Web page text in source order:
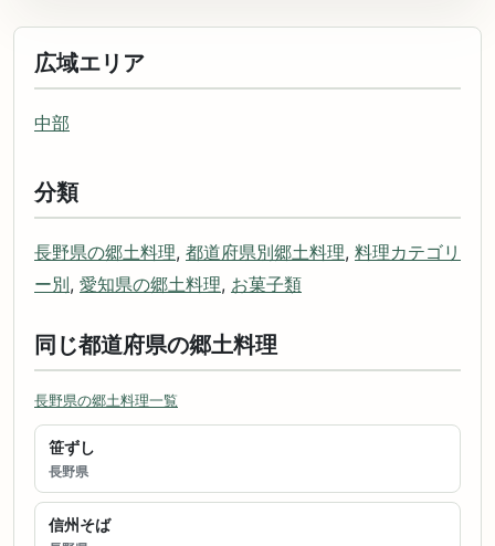
広域エリア
中部
分類
長野県の郷土料理, 都道府県別郷土料理, 料理カテゴリ
ー別, 愛知県の郷土料理, お菓子類
同じ都道府県の郷土料理
長野県の郷土料理一覧
笹ずし
長野県
信州そば